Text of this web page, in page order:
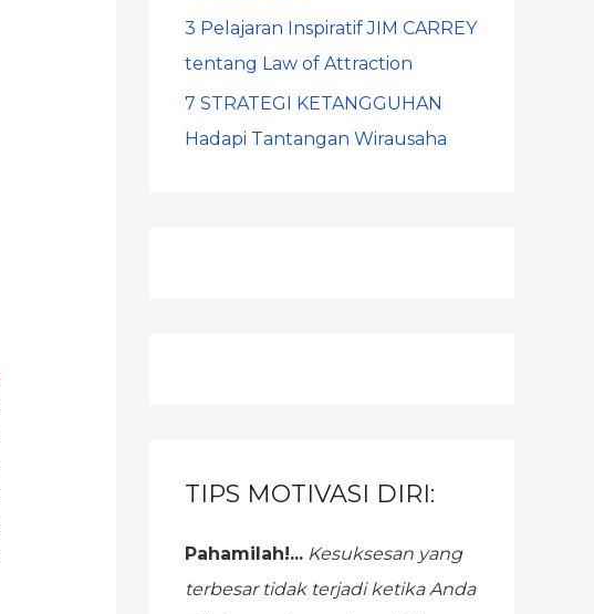
3 Pelajaran Inspiratif JIM CARREY
tentang Law of Attraction
7 STRATEGI KETANGGUHAN
Hadapi Tantangan Wirausaha
TIPS MOTIVASI DIRI:
Pahamilah!... Kesuksesan yang
terbesar tidak terjadi ketika Anda